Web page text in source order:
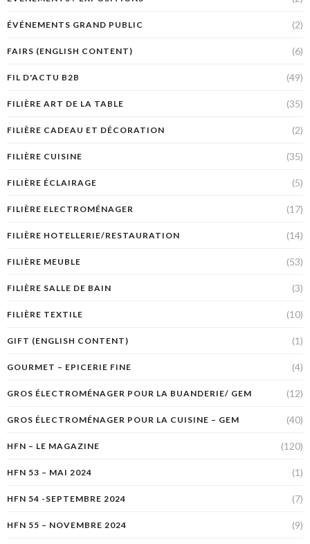
ÉVÉNEMENTS GRAND PUBLIC (2)
FAIRS (ENGLISH CONTENT) (6)
FIL D'ACTU B2B (49)
FILIÈRE ART DE LA TABLE (35)
FILIÈRE CADEAU ET DÉCORATION (2)
FILIÈRE CUISINE (35)
FILIÈRE ÉCLAIRAGE (5)
FILIÈRE ELECTROMÉNAGER (17)
FILIÈRE HOTELLERIE/RESTAURATION (14)
FILIÈRE MEUBLE (53)
FILIÈRE SALLE DE BAIN (3)
FILIÈRE TEXTILE (10)
GIFT (ENGLISH CONTENT) (1)
GOURMET – EPICERIE FINE (4)
GROS ÉLECTROMÉNAGER POUR LA BUANDERIE/ GEM (12)
GROS ÉLECTROMÉNAGER POUR LA CUISINE – GEM (40)
HFN – LE MAGAZINE (120)
HFN 53 – MAI 2024 (1)
HFN 54 -SEPTEMBRE 2024 (7)
HFN 55 – NOVEMBRE 2024 (9)